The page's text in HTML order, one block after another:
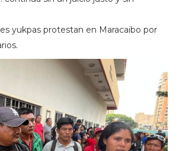
yukpas protestan en Maracaibo por